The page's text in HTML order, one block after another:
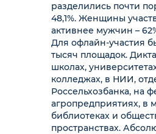
разделились почти
48,1%. Женщины
активнее мужчин –
Для офлайн-участия
тысяч площадок.
школах,
колледжах, в НИИ,
Россельхозбанка, на
агропредприятиях, в
библиотеках и
пространствах.